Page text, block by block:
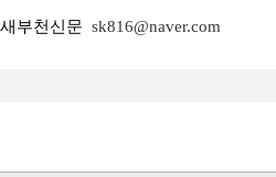
새부천신문 sk816@naver.com